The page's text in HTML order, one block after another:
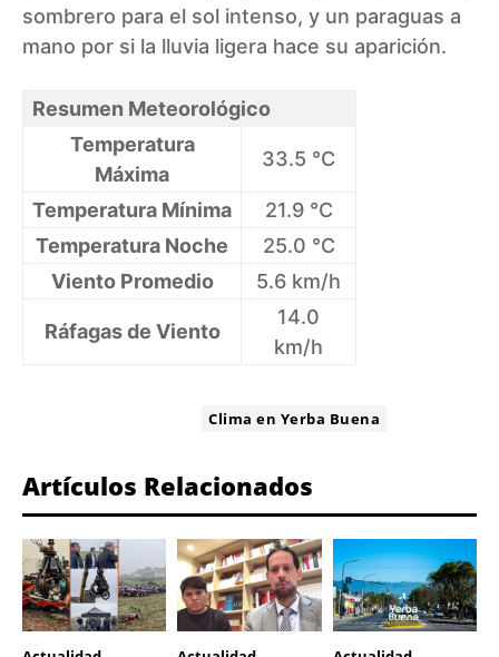
sombrero para el sol intenso, y un paraguas a
mano por si la lluvia ligera hace su aparición.
Resumen Meteorológico
Temperatura
Máxima
33.5 °C
Temperatura Mínima
21.9 °C
Temperatura Noche
25.0 °C
Viento Promedio
5.6 km/h
Ráfagas de Viento
14.0
km/h
Clima en Yerba Buena
Artículos Relacionados